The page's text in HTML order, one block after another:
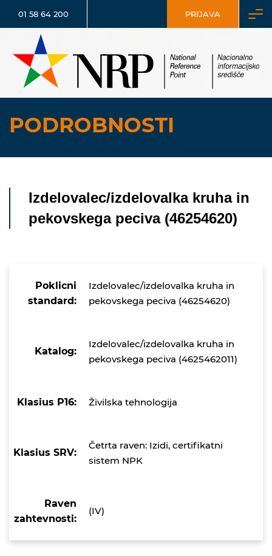
01 58 64 200 PRIJAVA
PODROBNOSTI
Izdelovalec/izdelovalka kruha in
pekovskega peciva (46254620)
Poklicni
standard:
Izdelovalec/izdelovalka kruha in
pekovskega peciva (46254620)
Katalog:
Izdelovalec/izdelovalka kruha in
pekovskega peciva (4625462011)
Klasius P16: Živilska tehnologija
Klasius SRV:
Četrta raven: Izidi, certifikatni
sistem NPK
Raven
zahtevnosti:
(IV)